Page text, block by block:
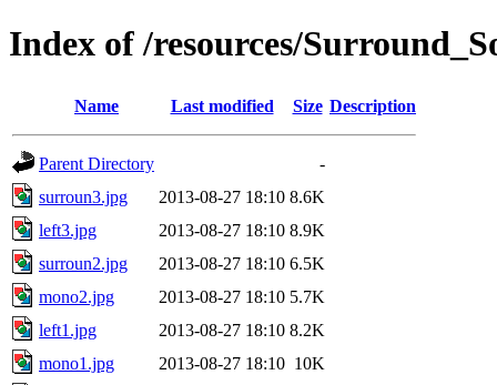
Index of /resources/
Name Last modified Size Description
Parent Directory
-
surroun3.jpg
2013-08-27 18:10 8.6K
left3.jpg
2013-08-27 18:10 8.9K
surroun2.jpg
2013-08-27 18:10 6.5K
mono2.jpg
2013-08-27 18:10 5.7K
left1.jpg
2013-08-27 18:10 8.2K
mono1.jpg
2013-08-27 18:10 10K